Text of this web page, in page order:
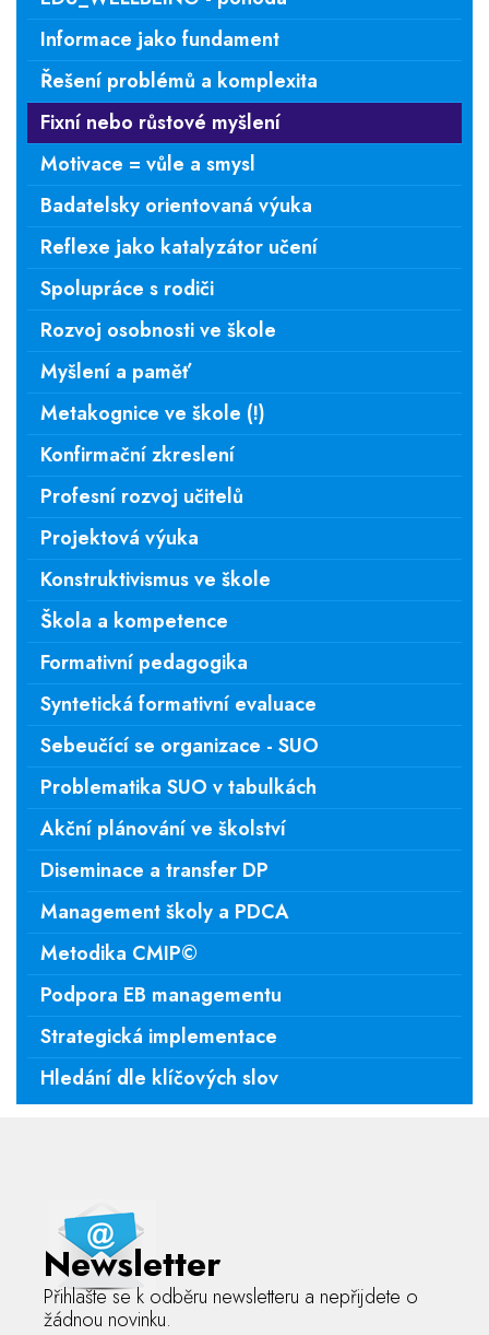
Informace jako fundament
Řešení problémů a komplexita
Fixní nebo růstové myšlení
Motivace = vůle a smysl
Badatelsky orientovaná výuka
Reflexe jako katalyzátor učení
Spolupráce s rodiči
Rozvoj osobnosti ve škole
Myšlení a paměť
Metakognice ve škole (!)
Konfirmační zkreslení
Profesní rozvoj učitelů
Projektová výuka
Konstruktivismus ve škole
Škola a kompetence
Formativní pedagogika
Syntetická formativní evaluace
Sebeučící se organizace - SUO
Problematika SUO v tabulkách
Akční plánování ve školství
Diseminace a transfer DP
Management školy a PDCA
Metodika CMIP©
Podpora EB managementu
Strategická implementace
Hledání dle klíčových slov
Newsletter
Přihlašte se k odběru newsletteru a nepřijdete o
žádnou novinku.